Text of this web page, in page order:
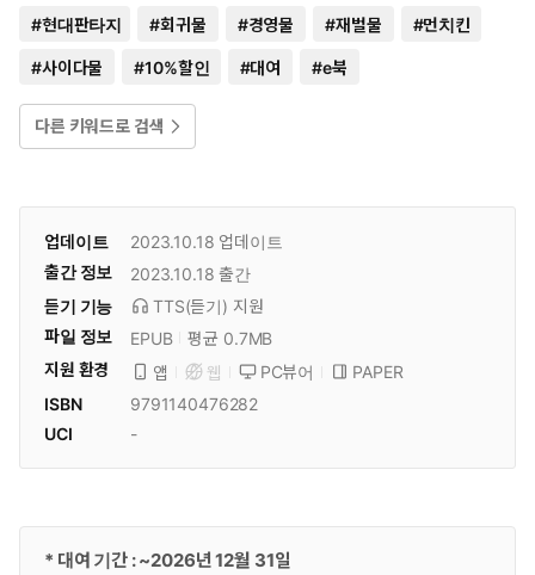
#현대판타지 #회귀물 #경영물 #재벌물 #먼치킨
#사이다물 #10%할인 #대여 #e북
다른 키워드로 검색
업데이트 2023.10.18 업데이트
출간 정보
2023.10.18 출간
듣기 기능
TTS(듣기) 지원
파일 정보
EPUB
평균 0.7MB
지원 환경
앱 웹 PC뷰어
PAPER
ISBN
9791140476282
UCI
-
* 대여 기간 : ~2026년 12월 31일